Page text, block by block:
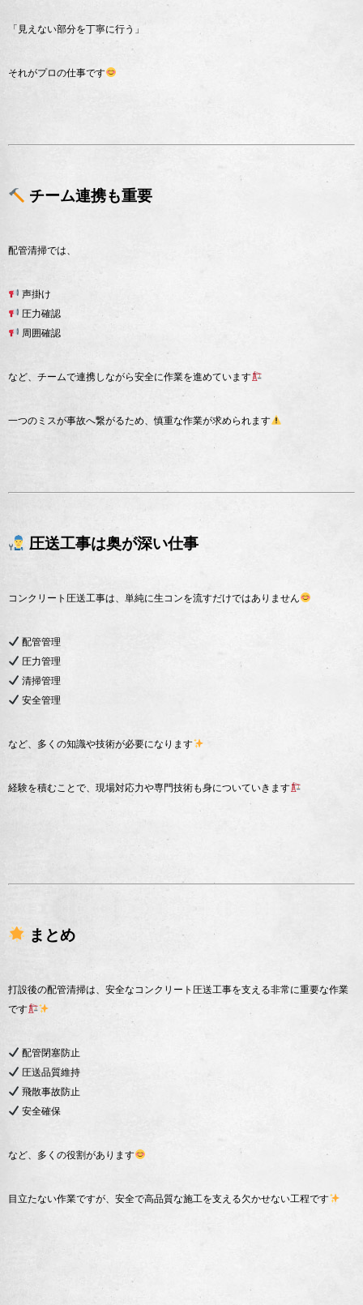
「見えない部分を丁寧に行う」
それがプロの仕事です
チーム連携も重要
配管清掃では、
声掛け
圧力確認
周囲確認
など、チームで連携しながら安全に作業を進めています
一つのミスが事故へ繋がるため、慎重な作業が求められます
圧送工事は奥が深い仕事
コンクリート圧送工事は、単純に生コンを流すだけではありません
配管管理
圧力管理
清掃管理
安全管理
など、多くの知識や技術が必要になります
経験を積むことで、現場対応力や専門技術も身についていきます
まとめ
打設後の配管清掃は、安全なコンクリート圧送工事を支える非常に重要な作業
です
配管閉塞防止
圧送品質維持
飛散事故防止
安全確保
など、多くの役割があります
目立たない作業ですが、安全で高品質な施工を支える欠かせない工程です